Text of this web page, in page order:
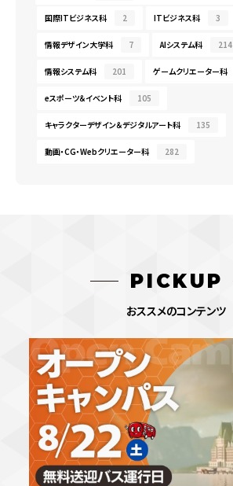
国際ITビジネス科 2 ITビジネス科 3
情報デザイン大学科 7 AIシステム科 214
情報システム科 201 ゲームクリエーター科
eスポーツ＆イベント科 105
キャラクターデザイン＆デジタルアート科 135
動画・CG・Webクリエーター科 282
PICKUP
おススメのコンテンツ